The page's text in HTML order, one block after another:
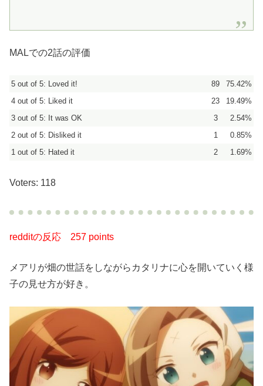
MALでの2話の評価
5 out of 5: Loved it! 89
75.42%
4 out of 5: Liked it
23
19.49%
3 out of 5: It was OK
3
2.54%
2 out of 5: Disliked it
1
0.85%
1 out of 5: Hated it
2 1.69%
Voters: 118
redditの反応 257 points
メアリが畑の世話をしながらカタリナに心を開いていく様
子の見せ方が好き。